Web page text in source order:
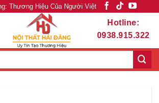
Thương Hiệu Của Người Việt
Hotline:
0938.915.322